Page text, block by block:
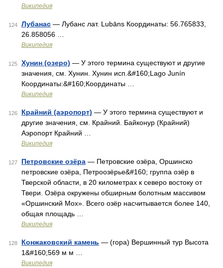
Википедия
124 Лубанас — Лубанс лат. Lubāns Координаты: 56.765833,
26.858056 …
Википедия
125 Хунин (озеро) — У этого термина существуют и другие
значения, см. Хунин. Хунин исп.&#160;Lago Junín
Координаты:&#160;Координаты …
Википедия
126 Крайний (аэропорт) — У этого термина существуют и
другие значения, см. Крайний. Байконур (Крайний)
Аэропорт Крайний …
Википедия
127 Петровские озёра — Петровские озёра, Оршинско
петровские озёра, Петроозёрье&#160; группа озёр в
Тверской области, в 20 километрах к северо востоку от
Твери. Озёра окружены обширным болотным массивом
«Оршинский Мох». Всего озёр насчитывается более 140,
общая площадь …
Википедия
128 Конжаковский камень — (гора) Вершинный тур Высота
1&#160;569 м м …
Википедия